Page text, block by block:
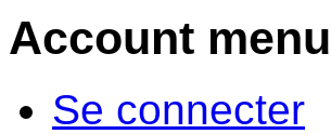
Account menu
Se connecter